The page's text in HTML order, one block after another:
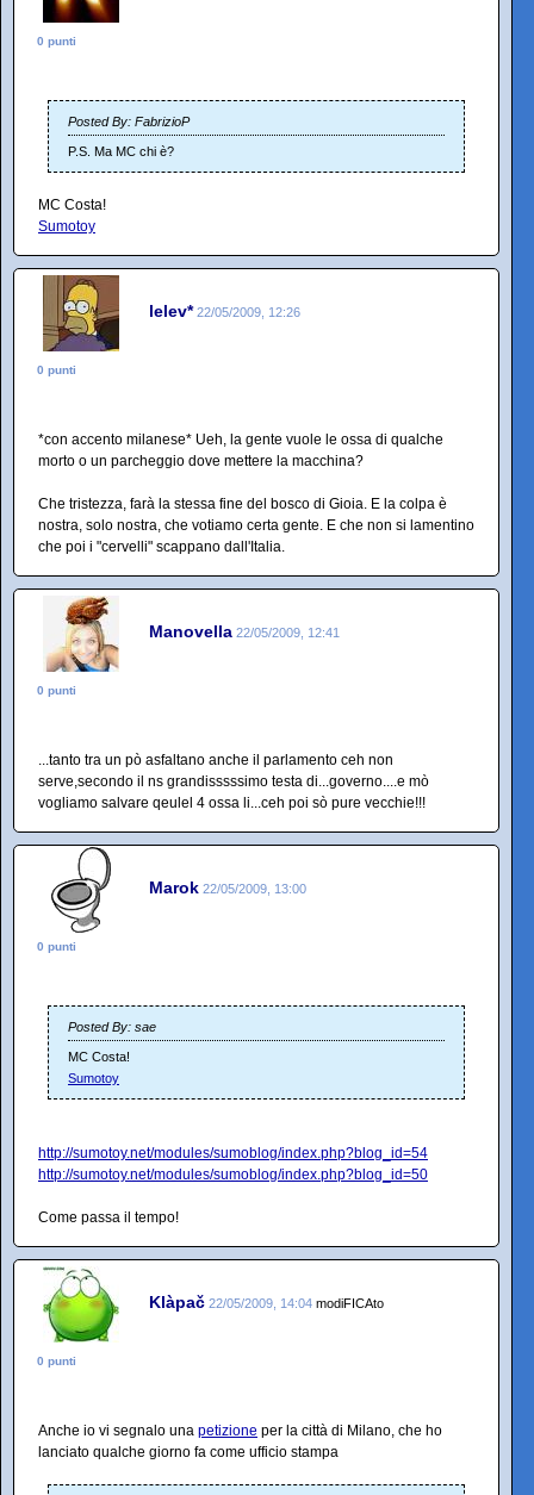
0 punti
Posted By: FabrizioP
P.S. Ma MC chi è?
MC Costa!
Sumotoy
lelev* 22/05/2009, 12:26
0 punti
*con accento milanese* Ueh, la gente vuole le ossa di qualche
morto o un parcheggio dove mettere la macchina?
Che tristezza, farà la stessa fine del bosco di Gioia. E la colpa è
nostra, solo nostra, che votiamo certa gente. E che non si lamentino
che poi i "cervelli" scappano dall'Italia.
Manovella 22/05/2009, 12:41
0 punti
...tanto tra un pò asfaltano anche il parlamento ceh non
serve,secondo il ns grandisssssimo testa di...governo....e mò
vogliamo salvare qeulel 4 ossa li...ceh poi sò pure vecchie!!!
Marok 22/05/2009, 13:00
0 punti
Posted By: sae
MC Costa!
Sumotoy
http://sumotoy.net/modules/sumoblog/index.php?blog_id=54
http://sumotoy.net/modules/sumoblog/index.php?blog_id=50
Come passa il tempo!
Klàpač 22/05/2009, 14:04 modiFICAto
0 punti
Anche io vi segnalo una petizione per la città di Milano, che ho
lanciato qualche giorno fa come ufficio stampa